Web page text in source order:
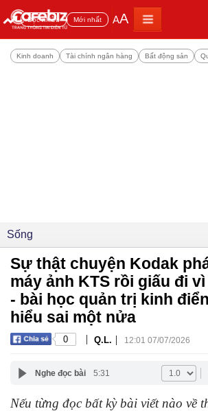
Đọc nhiều Mới nhất AA
Kinh doanh Tài chính ngân hàng Bất động sản
Sống
Sự thật chuyện Kodak
máy ảnh KTS rồi giấu đi
- bài học quản trị kinh
hiểu sai một nửa
0 | Q.L. | 12:01 07/07/2026
Nghe đọc bài 5:31
Nếu từng đọc bất kỳ bài viết nào về